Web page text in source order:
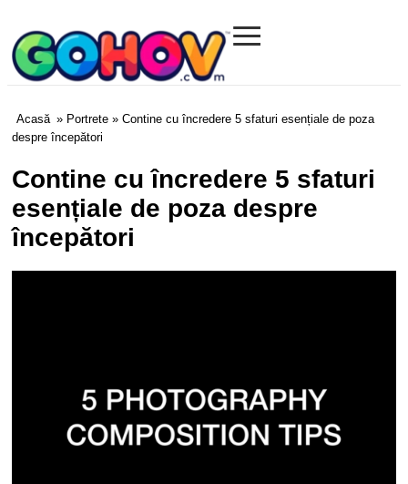
Gohov.com
≡
Acasă » Portrete » Contine cu încredere 5 sfaturi esențiale de poza
despre începători
Contine cu încredere 5 sfaturi
esențiale de poza despre
începători